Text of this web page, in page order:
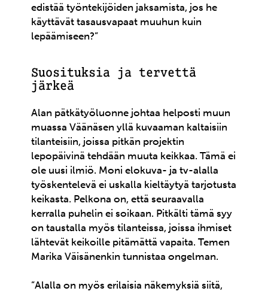
edistää työntekijöiden jaksamista, jos he
käyttävät tasausvapaat muuhun kuin
lepäämiseen?”
Suosituksia ja tervettä
järkeä
Alan pätkätyöluonne johtaa helposti muun
muassa Väänäsen yllä kuvaaman kaltaisiin
tilanteisiin, joissa pitkän projektin
lepopäivinä tehdään muuta keikkaa. Tämä ei
ole uusi ilmiö. Moni elokuva- ja tv-alalla
työskentelevä ei uskalla kieltäytyä tarjotusta
keikasta. Pelkona on, että seuraavalla
kerralla puhelin ei soikaan. Pitkälti tämä syy
on taustalla myös tilanteissa, joissa ihmiset
lähtevät keikoille pitämättä vapaita. Temen
Marika Väisänenkin tunnistaa ongelman.
”Alalla on myös erilaisia näkemyksiä siitä,